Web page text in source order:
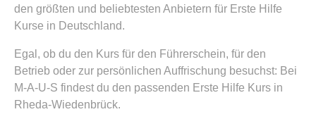
den größten und beliebtesten Anbietern für Erste Hilfe
Kurse in Deutschland.
Egal, ob du den Kurs für den Führerschein, für den
Betrieb oder zur persönlichen Auffrischung besuchst: Bei
M-A-U-S findest du den passenden Erste Hilfe Kurs in
Rheda-Wiedenbrück.